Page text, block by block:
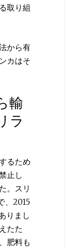
取り組
から有
カはそ
輸
ラ
るため
止し
。スリ
、2015
りまし
たた
肥料も